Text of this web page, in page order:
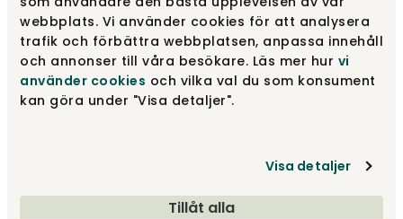
webbplats. Vi använder cookies för att analysera
trafik och förbättra webbplatsen, anpassa innehåll
och annonser till våra besökare. Läs mer hur vi
använder cookies och vilka val du som konsument
kan göra under "Visa detaljer".
Visa detaljer
Tillåt alla
Okra Vase H34 | Orange Okra Vase H34 | Violet